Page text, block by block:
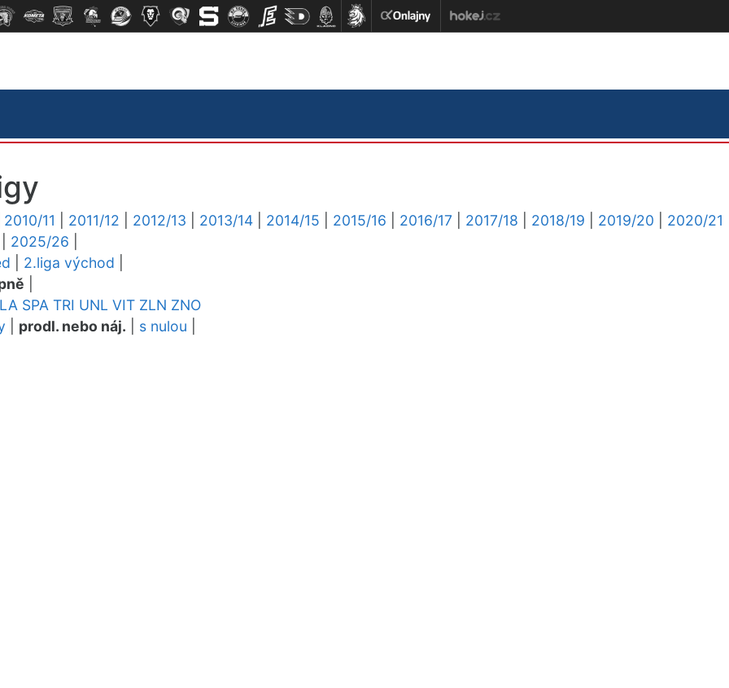
2010/11 2011/12 2012/13 2013/14 2014/15 2015/16 2016/17 2017/18 2018/19 2019/20
2020/21
2025/26
2.liga východ
SPA TRI UNL VIT ZLN ZNO
prodl. nebo náj. s nulou